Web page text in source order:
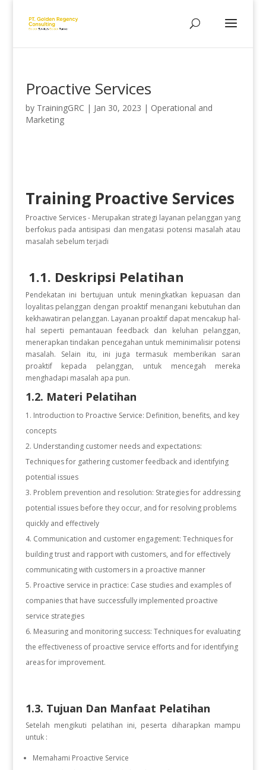
Proactive Services
by TrainingGRC | Jan 30, 2023 | Operational and
Marketing
Training Proactive Services
Proactive Services - Merupakan strategi layanan pelanggan yang
berfokus pada antisipasi dan mengatasi potensi masalah atau
masalah sebelum terjadi
1.1. Deskripsi Pelatihan
Pendekatan ini bertujuan untuk meningkatkan kepuasan dan
loyalitas pelanggan dengan proaktif menangani kebutuhan dan
kekhawatiran pelanggan. Layanan proaktif dapat mencakup hal-
hal seperti pemantauan feedback dan keluhan pelanggan,
menerapkan tindakan pencegahan untuk meminimalisir potensi
masalah. Selain itu, ini juga termasuk memberikan saran
proaktif kepada pelanggan, untuk mencegah mereka
menghadapi masalah apa pun.
1.2. Materi Pelatihan
Introduction to Proactive Service: Definition, benefits, and key
concepts
Understanding customer needs and expectations:
Techniques for gathering customer feedback and identifying
potential issues
Problem prevention and resolution: Strategies for addressing
potential issues before they occur, and for resolving problems
quickly and effectively
Communication and customer engagement: Techniques for
building trust and rapport with customers, and for effectively
communicating with customers in a proactive manner
Proactive service in practice: Case studies and examples of
companies that have successfully implemented proactive
service strategies
Measuring and monitoring success: Techniques for evaluating
the effectiveness of proactive service efforts and for identifying
areas for improvement.
1.3. Tujuan Dan Manfaat Pelatihan
Setelah mengikuti pelatihan ini, peserta diharapkan mampu
untuk :
Memahami Proactive Service